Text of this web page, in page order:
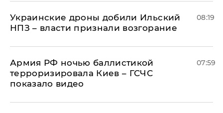
Украинские дроны добили Ильский
НПЗ – власти признали возгорание
08:19
Армия РФ ночью баллистикой
терроризировала Киев – ГСЧС
показало видео
07:59